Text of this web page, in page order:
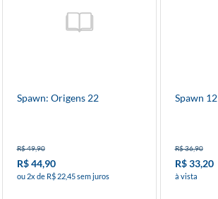
Spawn: Origens 22
R$ 49,90
R$ 44,90
ou 2x de R$ 22,45 sem juros
Spawn 12
R$ 36,90
R$ 33,20
à vista